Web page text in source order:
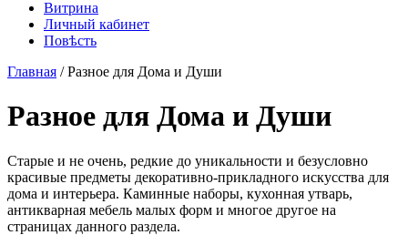
Витрина
Личный кабинет
Повѣсть
Главная / Разное для Дома и Души
Разное для Дома и Души
Старые и не очень, редкие до уникальности и безусловно
красивые предметы декоративно-прикладного искусства для
дома и интерьера. Каминные наборы, кухонная утварь,
антикварная мебель малых форм и многое другое на
страницах данного раздела.